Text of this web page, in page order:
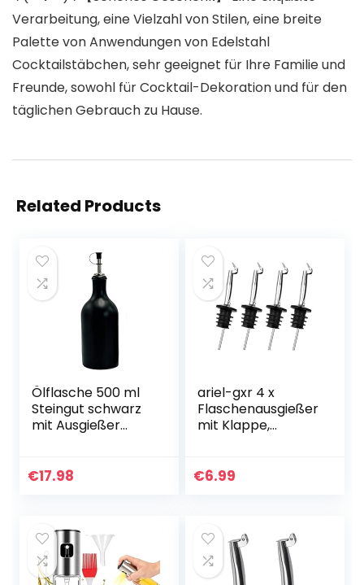
Verarbeitung, eine Vielzahl von Stilen, eine breite
Palette von Anwendungen von Edelstahl
Cocktailstäbchen, sehr geeignet für Ihre Familie und
Freunde, sowohl für Cocktail-Dekoration und für den
täglichen Gebrauch zu Hause.
Related Products
Ölflasche 500 ml
Steingut schwarz
mit Ausgießer
€17.98
ariel-gxr 4 x
Flaschenausgießer
mit Klappe,
Weinausgießer
€6.99